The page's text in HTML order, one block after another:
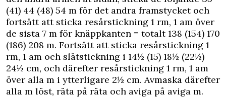
(41) 44 (48) 54 m för det andra framstycket och
fortsätt att sticka resårstickning 1 rm, 1 am över
de sista 7 m för knäppkanten = totalt 138 (154) 170
(186) 208 m. Fortsätt att sticka resårstickning 1
rm, 1 am och slätstickning i 14½ (15) 18½ (22½)
24½ cm, och därefter resårstickning 1 rm, 1 am
över alla m i ytterligare 2½ cm. Avmaska därefter
alla m löst, räta på räta och aviga på aviga m.